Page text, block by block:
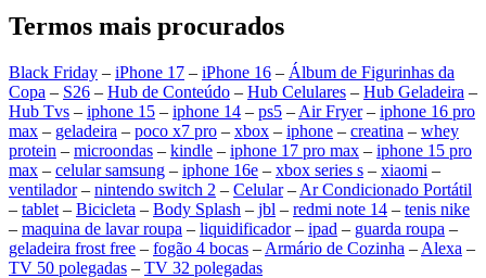
Termos mais procurados
Black Friday – iPhone 17 – iPhone 16 – Álbum de Figurinhas da
Copa – S26 – Hub de Conteúdo – Hub Celulares – Hub Geladeira –
Hub Tvs – iphone 15 – iphone 14 – ps5 – Air Fryer– iphone 16 pro
max – geladeira – poco x7 pro – xbox – iphone – creatina – whey
protein – microondas – kindle – iphone 17 pro max – iphone 15 pro
max – celular samsung – iphone 16e – xbox series s – xiaomi –
ventilador– nintendo switch 2 – Celular– Ar Condicionado Portátil
– tablet – Bicicleta – Body Splash – jbl – redmi note 14 – tenis nike
– maquina de lavar roupa – liquidificador– ipad – guarda roupa –
geladeira frost free – fogão 4 bocas – Armário de Cozinha – Alexa –
TV 50 polegadas – TV 32 polegadas